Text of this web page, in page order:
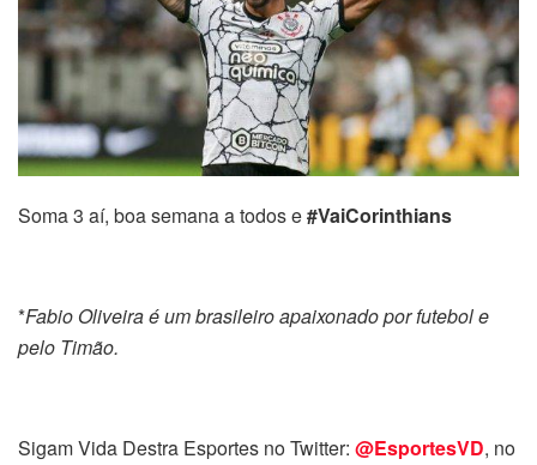
Soma 3 aí, boa semana a todos e#VaiCorinthians
*Fabio Oliveira é um brasileiro apaixonado por futebol e
pelo Timão.
Sigam Vida Destra Esportes no Twitter: @EsportesVD, no